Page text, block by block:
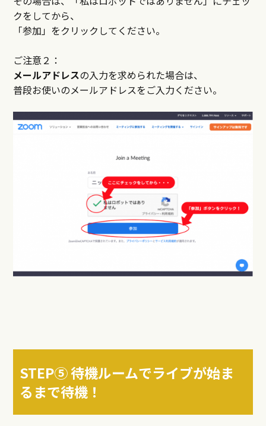
クをしてから、
「参加」をクリックしてください。
ご注意２：
メールアドレスの入力を求められた場合は、
普段お使いのメールアドレスをご入力ください。
STEP⑤ 待機ルームでライブが始ま
るまで待機！